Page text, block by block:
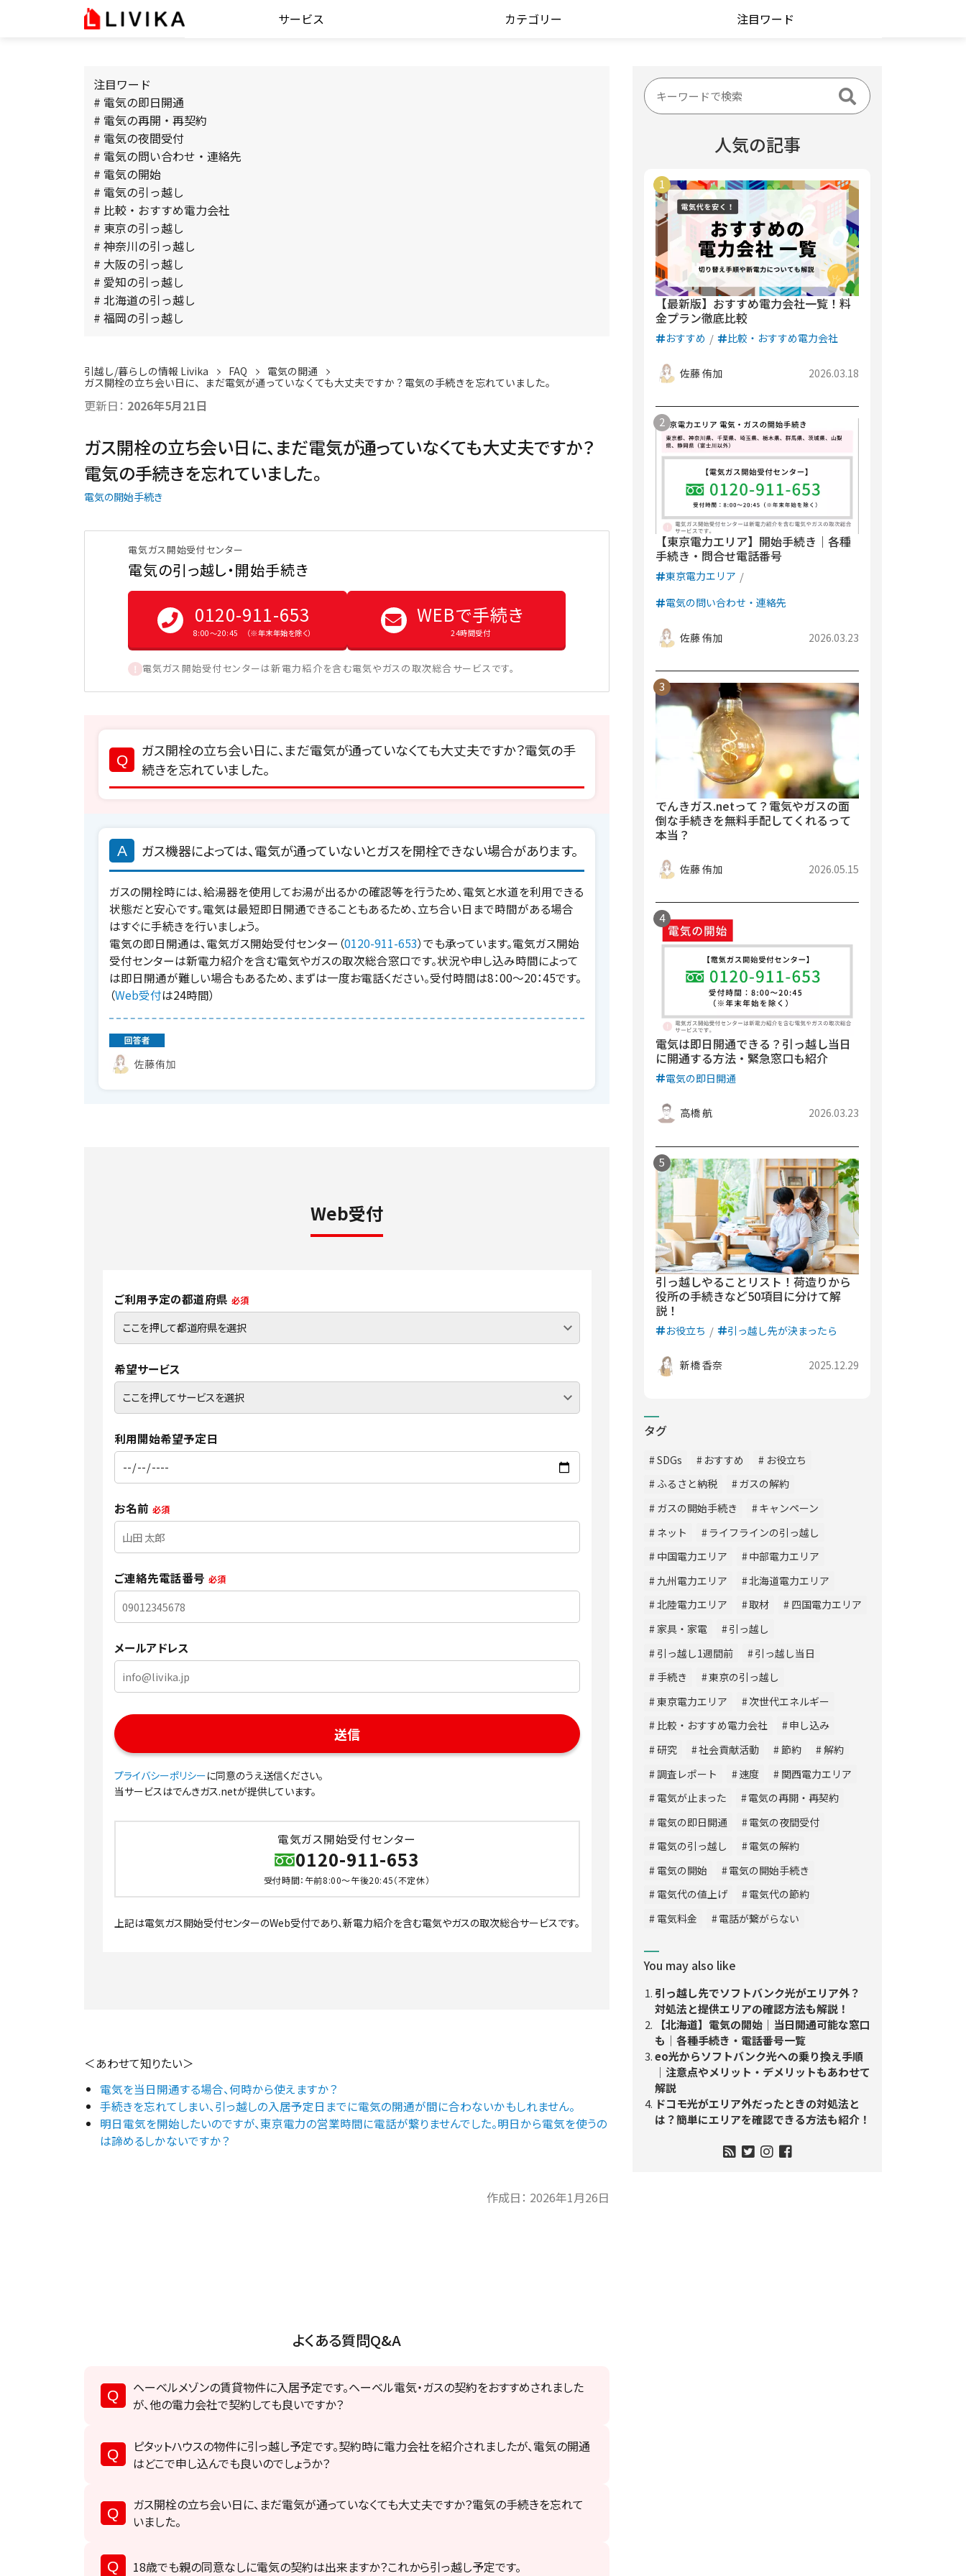
サービス カテゴリー 注目ワード
注目ワード
# 電気の即日開通
# 電気の再開・再契約
# 電気の夜間受付
# 電気の問い合わせ・連絡先
# 電気の開始
# 電気の引っ越し
# 比較・おすすめ電力会社
# 東京の引っ越し
# 神奈川の引っ越し
# 大阪の引っ越し
# 愛知の引っ越し
# 北海道の引っ越し
# 福岡の引っ越し
引越し/暮らしの情報 Livika FAQ
電気の開通
ガス開栓の立ち会い日に、まだ電気が通っていなくても大丈夫ですか？電気の手続きを忘れていました。
更新日： 2026年5月21日
ガス開栓の立ち会い日に、まだ電気が通っていなくても大丈夫ですか？
電気の手続きを忘れていました。
電気の開始手続き
電気ガス開始受付センター
電気の引っ越し・開始手続き
0120-911-653
8:00〜20:45 （※年末年始を除く）
WEBで手続き
24時間受付
電気ガス開始受付センターは新電力紹介を含む電気やガスの取次総合サービスです。
ガス開栓の立ち会い日に、まだ電気が通っていなくても大丈夫ですか？電気の手
続きを忘れていました。
ガス機器によっては、電気が通っていないとガスを開栓できない場合があります。
ガスの開栓時には、給湯器を使用してお湯が出るかの確認等を行うため、電気と水道を利用できる
状態だと安心です。電気は最短即日開通できることもあるため、立ち合い日まで時間がある場合
はすぐに手続きを行いましょう。
電気の即日開通は、電気ガス開始受付センター（0120-911-653）でも承っています。電気ガス開始
受付センターは新電力紹介を含む電気やガスの取次総合窓口です。状況や申し込み時間によって
は即日開通が難しい場合もあるため、まずは一度お電話ください。受付時間は8：00～20：45です。
（Web受付は24時間）
Web受付
ご利用予定の都道府県 必須
希望サービス
利用開始希望予定日
お名前 必須
ご連絡先電話番号 必須
メールアドレス
プライバシーポリシーに同意のうえ送信ください。
当サービスはでんきガス.netが提供しています。
電気ガス開始受付センター
0120-911-653
受付時間：午前8:00～午後20:45（不定休）
上記は電気ガス開始受付センターのWeb受付であり、新電力紹介を含む電気やガスの取次総合サービスです。
＜あわせて知りたい＞
電気を当日開通する場合、何時から使えますか？
手続きを忘れてしまい、引っ越しの入居予定日までに電気の開通が間に合わないかもしれません。
明日電気を開始したいのですが、東京電力の営業時間に電話が繋りませんでした。明日から電気を使うの
は諦めるしかないですか？
作成日： 2026年1月26日
よくある質問Q&A
ヘーベルメゾンの賃貸物件に入居予定です。ヘーベル電気・ガスの契約をおすすめされました
が、他の電力会社で契約しても良いですか？
ピタットハウスの物件に引っ越し予定です。契約時に電力会社を紹介されましたが、電気の開通
はどこで申し込んでも良いのでしょうか？
ガス開栓の立ち会い日に、まだ電気が通っていなくても大丈夫ですか？電気の手続きを忘れて
いました。
18歳でも親の同意なしに電気の契約は出来ますか？これから引っ越し予定です。
人気の記事
【最新版】おすすめ電力会社一覧！料
金プラン徹底比較
おすすめ 比較・おすすめ電力会社
佐藤 侑加 2026.03.18
【東京電力エリア】開始手続き｜各種
手続き・問合せ電話番号
東京電力エリア
電気の問い合わせ・連絡先
佐藤 侑加 2026.03.23
でんきガス.netって？電気やガスの面
倒な手続きを無料手配してくれるって
本当？
佐藤 侑加 2026.05.15
電気は即日開通できる？引っ越し当日
に開通する方法・緊急窓口も紹介
電気の即日開通
高橋 航 2026.03.23
引っ越しやることリスト！荷造りから
役所の手続きなど50項目に分けて解
説！
お役立ち 引っ越し先が決まったら
新橋 香奈 2025.12.29
タグ
SDGs おすすめ
お役立ち
ふるさと納税
ガスの解約
ガスの開始手続き
キャンペーン
ネット
ライフラインの引っ越し
中国電力エリア
中部電力エリア
九州電力エリア
北海道電力エリア
北陸電力エリア
取材
四国電力エリア
家具・家電
引っ越し
引っ越し1週間前
引っ越し当日
手続き
東京の引っ越し
東京電力エリア
次世代エネルギー
比較・おすすめ電力会社
申し込み
研究
社会貢献活動 節約
解約
調査レポート
速度
関西電力エリア
電気が止まった
電気の再開・再契約
電気の即日開通
電気の夜間受付
電気の引っ越し
電気の解約
電気の開始
電気の開始手続き
電気代の値上げ
電気代の節約
電気料金
電話が繋がらない
You may also like
引っ越し先でソフトバンク光がエリア外？
対処法と提供エリアの確認方法も解説！
【北海道】電気の開始│当日開通可能な窓口
も│各種手続き・電話番号一覧
eo光からソフトバンク光への乗り換え手順
｜注意点やメリット・デメリットもあわせて
解説
ドコモ光がエリア外だったときの対処法と
は？簡単にエリアを確認できる方法も紹介！